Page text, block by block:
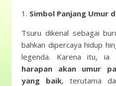
1. Simbol Panjang Umur
Tsuru dikenal sebagai
bahkan dipercaya hidup
legenda. Karena itu, ia
harapan akan umur
yang baik, terutama